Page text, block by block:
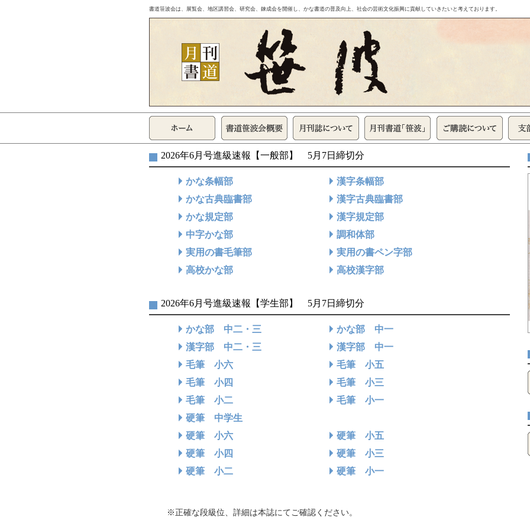
書道笹波会は、展覧会、地区講習会、研究会、錬成会を開催し、かな書道の普及向上、社会の芸術文化振興に貢献していきたいと考えております。
2026年6月号進級速報【一般部】 5月7日締切分
かな条幅部
漢字条幅部
かな古典臨書部
漢字古典臨書部
かな規定部
漢字規定部
中字かな部
調和体部
実用の書毛筆部
実用の書ペン字部
高校かな部
高校漢字部
2026年6月号進級速報【学生部】 5月7日締切分
かな部 中二・三
かな部 中一
漢字部 中二・三
漢字部 中一
毛筆 小六
毛筆 小五
毛筆 小四
毛筆 小三
毛筆 小二
毛筆 小一
硬筆 中学生
硬筆 小六
硬筆 小五
硬筆 小四
硬筆 小三
硬筆 小二
硬筆 小一
※正確な段級位、詳細は本誌にてご確認ください。